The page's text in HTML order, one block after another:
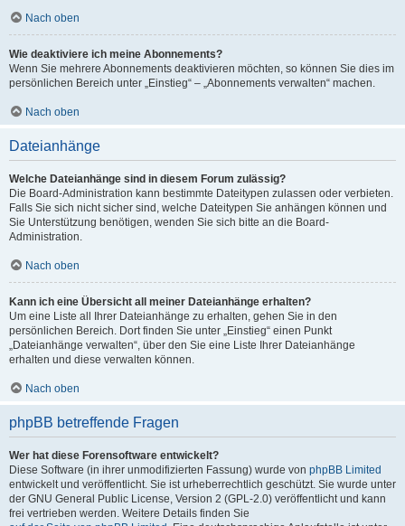
Nach oben
Wie deaktiviere ich meine Abonnements?
Wenn Sie mehrere Abonnements deaktivieren möchten, so können Sie dies im
persönlichen Bereich unter „Einstieg“ – „Abonnements verwalten“ machen.
Nach oben
Dateianhänge
Welche Dateianhänge sind in diesem Forum zulässig?
Die Board-Administration kann bestimmte Dateitypen zulassen oder verbieten.
Falls Sie sich nicht sicher sind, welche Dateitypen Sie anhängen können und
Sie Unterstützung benötigen, wenden Sie sich bitte an die Board-
Administration.
Nach oben
Kann ich eine Übersicht all meiner Dateianhänge erhalten?
Um eine Liste all Ihrer Dateianhänge zu erhalten, gehen Sie in den
persönlichen Bereich. Dort finden Sie unter „Einstieg“ einen Punkt
„Dateianhänge verwalten“, über den Sie eine Liste Ihrer Dateianhänge
erhalten und diese verwalten können.
Nach oben
phpBB betreffende Fragen
Wer hat diese Forensoftware entwickelt?
Diese Software (in ihrer unmodifizierten Fassung) wurde von phpBB Limited
entwickelt und veröffentlicht. Sie ist urheberrechtlich geschützt. Sie wurde unter
der GNU General Public License, Version 2 (GPL-2.0) veröffentlicht und kann
frei vertrieben werden. Weitere Details finden Sie